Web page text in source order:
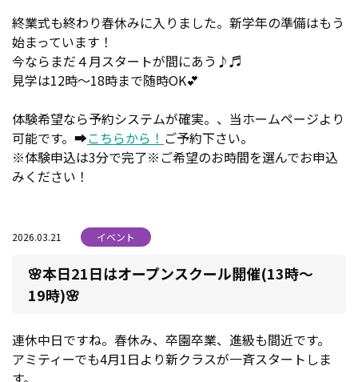
終業式も終わり春休みに入りました。新学年の準備はもう
始まっています！
今ならまだ４月スタートが間にあう♪♬
見学は12時～18時まで随時OK💕
体験希望なら予約システムが確実。、当ホームページより
可能です。➡こちらから！ ご予約下さい。
※体験申込は3分で完了※ご希望のお時間を選んでお申込
みください！
2026.03.21 イベント
🌸本日21日はオープンスクール開催(13時～
19時)🌸
連休中日ですね。春休み、卒園卒業、進級も間近です。
アミティーでも4月1日より新クラスが一斉スタートしま